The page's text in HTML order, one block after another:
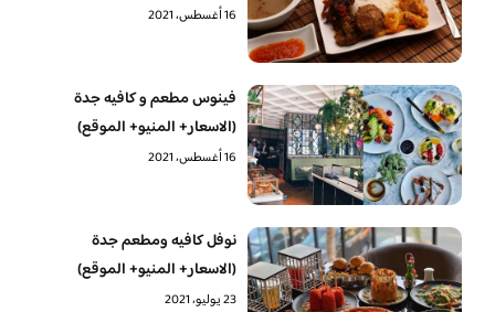
16 أغسطس، 2021
فينوس مطعم و كافيه جدة
(الاسعار+ المنيو+ الموقع)
16 أغسطس، 2021
نوفل كافيه ومطعم جدة
(الاسعار+ المنيو+ الموقع)
23 يوليو، 2021